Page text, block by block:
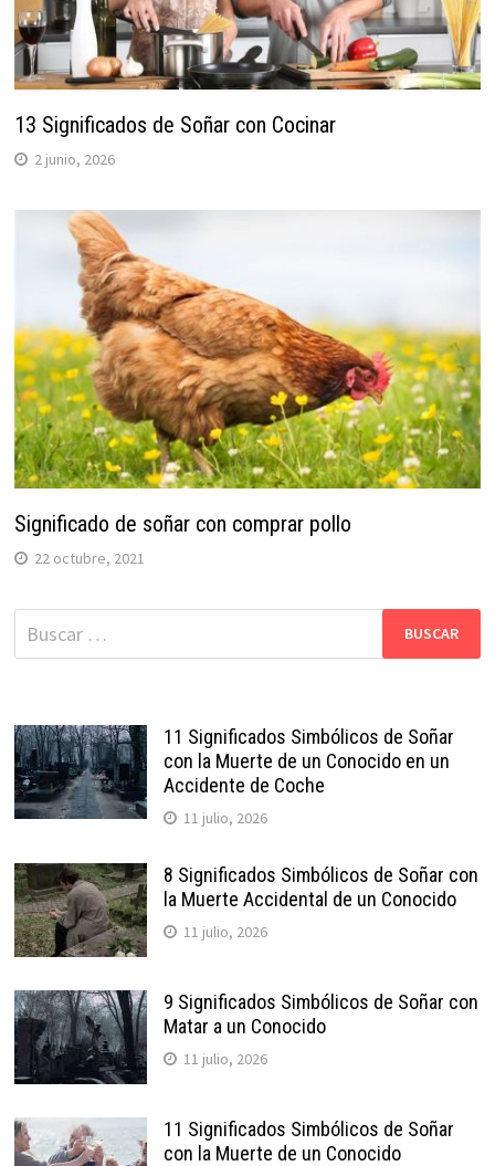
13 Significados de Soñar con Cocinar
2 junio, 2026
Significado de soñar con comprar pollo
22 octubre, 2021
Buscar:
11 Significados Simbólicos de Soñar
con la Muerte de un Conocido en un
Accidente de Coche
11 julio, 2026
8 Significados Simbólicos de Soñar con
la Muerte Accidental de un Conocido
11 julio, 2026
9 Significados Simbólicos de Soñar con
Matar a un Conocido
11 julio, 2026
11 Significados Simbólicos de Soñar
con la Muerte de un Conocido